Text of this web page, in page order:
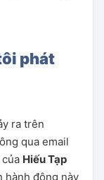
phát
ra trên
qua email
Hiếu Tạp
hành động này